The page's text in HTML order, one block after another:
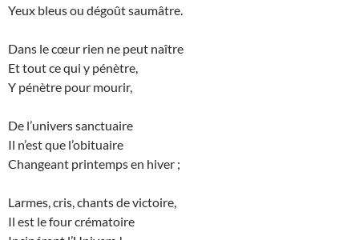
Yeux bleus ou dégoût saumâtre.
Dans le cœur rien ne peut naître
Et tout ce qui y pénètre,
Y pénètre pour mourir,
De l’univers sanctuaire
Il n’est que l’obituaire
Changeant printemps en hiver ;
Larmes, cris, chants de victoire,
Il est le four crématoire